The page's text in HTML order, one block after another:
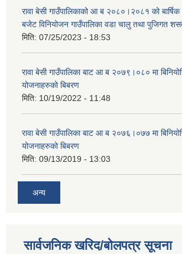
रावा बेसी गाउँपालिकाको आ ब २०८०।२०८१ को बार्षिक
बजेट विनियोजन गाउँपालिका वडा चालु तथा पुजिगत
मिति: 07/25/2023 - 18:53
रावा बेसी गाउँपालिका बाट आ ब २०७९।०८० मा
योजनाहरुको बिबरण
मिति: 10/19/2022 - 11:48
रावा बेसी गाउँपालिका बाट आ ब २०७६।०७७ मा
योजनाहरुको बिबरण
मिति: 09/13/2019 - 13:03
अन्य
सार्वजनिक खरिद/बोलपत्र सूचना